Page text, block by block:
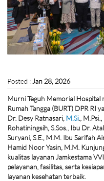
Posted :Jan 28, 2026
Murni Teguh Memorial Hospital
Rumah Tangga (BURT) DPR RI
Dr. Desy Ratnasari, M.Si.,
Rohatiningsih, S.Sos., Ibu Dr.
Suryani, S.E., M.M. Ibu Sarifah
Hamid Noor Yasin, M.M.
kualitas layanan Jamkestama
pelayanan, fasilitas, serta
layanan kesehatan terbaik.